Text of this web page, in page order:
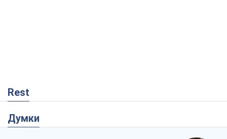
Rest
Думки